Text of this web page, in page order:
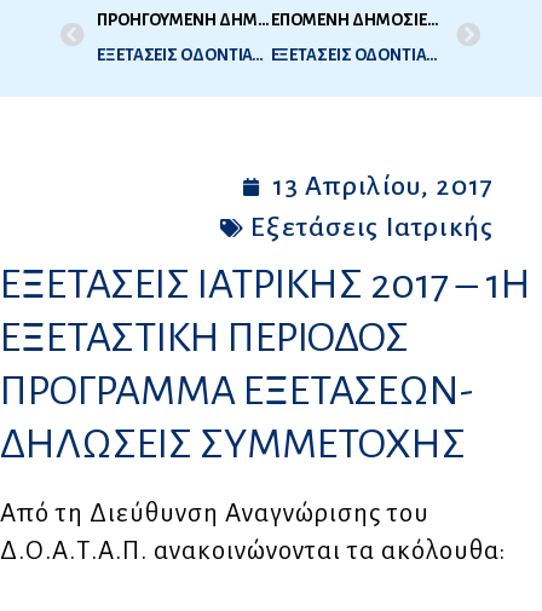
ΠΡΟΗΓΟΥΜΕΝΗ ΔΗΜΟΣΙΕΥΣΗ
ΕΞΕΤΑΣΕΙΣ ΟΔΟΝΤΙΑΤΡΙΚΗΣ 2017-1Η ΕΞΕΤΑΣΤΙΚΗ ΠΕΡΙΟΔΟΣ ΠΡΟΓΡΑΜΜΑ ΕΞΕΤΑΣΕΩΝ-ΔΗΛΩΣΕΙΣ ΣΥΜΜΕΤΟΧΗΣ
ΕΠΟΜΕΝΗ ΔΗΜΟΣΙΕΥΣΗ
ΕΞΕΤΑΣΕΙΣ ΟΔΟΝΤΙΑΤΡΙΚΗΣ – ΙΑΤΡΙΚΗΣ 2017 – 1Η ΕΞΕΤΑΣΤΙΚΗ ΠΕΡΙΟΔΟΣ, (ΜΑΙΟΣ-ΙΟΥΝΙΟΣ 2017) – ΤΟΠΟΣ ΕΞΕΤΑΣΗΣ
13 Απριλίου, 2017
Εξετάσεις Ιατρικής
ΕΞΕΤΑΣΕΙΣ ΙΑΤΡΙΚΗΣ 2017 – 1Η
ΕΞΕΤΑΣΤΙΚΗ ΠΕΡΙΟΔΟΣ
ΠΡΟΓΡΑΜΜΑ ΕΞΕΤΑΣΕΩΝ-
ΔΗΛΩΣΕΙΣ ΣΥΜΜΕΤΟΧΗΣ
Από τη Διεύθυνση Αναγνώρισης του
Δ.Ο.Α.Τ.Α.Π. ανακοινώνονται τα ακόλουθα: